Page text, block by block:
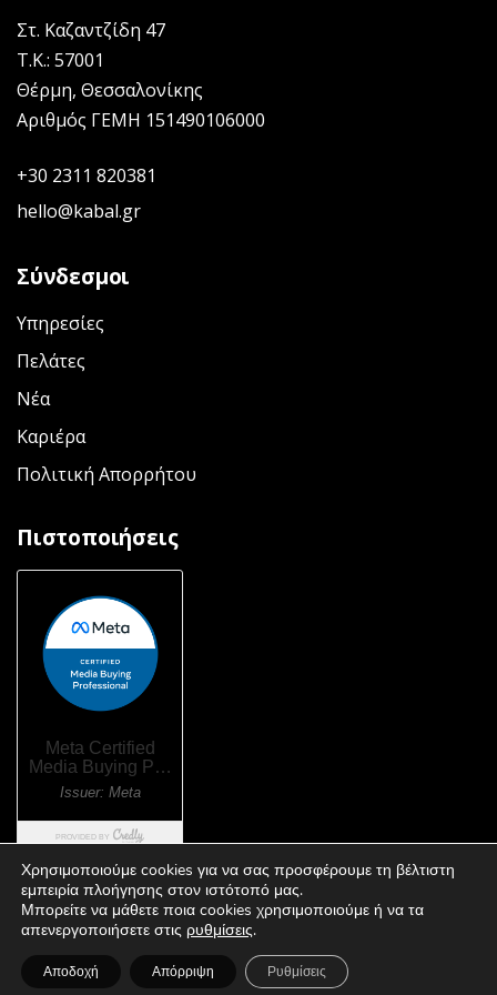
Στ. Καζαντζίδη 47
Τ.Κ.: 57001
Θέρμη, Θεσσαλονίκης
Αριθμός ΓΕΜΗ 151490106000
+30 2311 820381
hello@kabal.gr
Σύνδεσμοι
Υπηρεσίες
Πελάτες
Νέα
Καριέρα
Πολιτική Απορρήτου
Πιστοποιήσεις
Polly Logo
powered by © 2026
Χρησιμοποιούμε cookies για να σας προσφέρουμε τη βέλτιστη
εμπειρία πλοήγησης στον ιστότοπό μας.
Μπορείτε να μάθετε ποια cookies χρησιμοποιούμε ή να τα
απενεργοποιήσετε στις ρυθμίσεις.
Αποδοχή Απόρριψη Ρυθμίσεις